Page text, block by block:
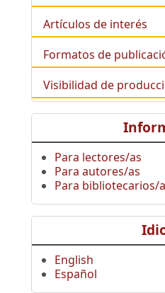
Artículos de interés
Formatos de
Visibilidad de
Para lectores/as
Para autores/as
Para bibliotecarios/
English
Español